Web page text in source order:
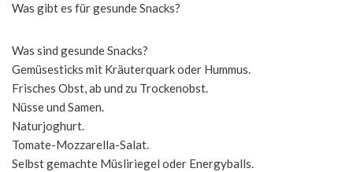
Was gibt es für gesunde Snacks?
Was sind gesunde Snacks?
Gemüsesticks mit Kräuterquark oder Hummus.
Frisches Obst, ab und zu Trockenobst.
Nüsse und Samen.
Naturjoghurt.
Tomate-Mozzarella-Salat.
Selbst gemachte Müsliriegel oder Energyballs.